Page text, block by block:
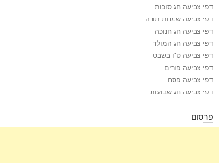
דפי צביעה חג סוכות
דפי צביעה שמחת תורה
דפי צביעה חג חנוכה
דפי צביעה חג המולד
דפי צביעה ט”ו בשבט
דפי צביעה פורים
דפי צביעה פסח
דפי צביעה חג שבועות
פרסום